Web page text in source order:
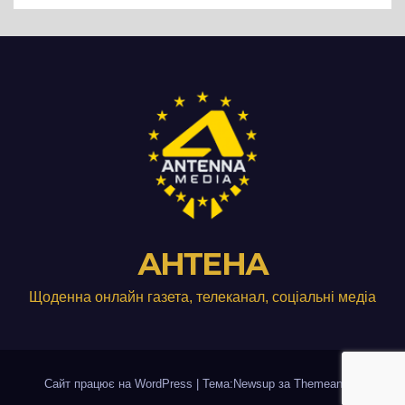
АНТЕНА
Щоденна онлайн газета, телеканал, соціальні медіа
Сайт працює на WordPress | Тема:Newsup за Themeansar